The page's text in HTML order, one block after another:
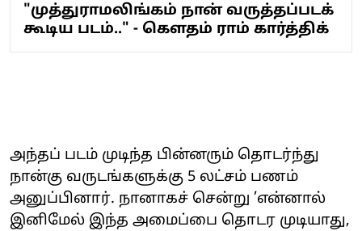
"முத்துராமலிங்கம் நான் வருத்தப்படக்
கூடிய படம்.." - கௌதம் ராம் கார்த்திக்
அந்தப் படம் முடிந்த பின்னரும் தொடர்ந்து
நான்கு வருடங்களுக்கு 5 லட்சம் பணம்
அனுப்பினார். நானாகச் சென்று ’என்னால்
இனிமேல் இந்த அமைப்பை தொடர முடியாது,